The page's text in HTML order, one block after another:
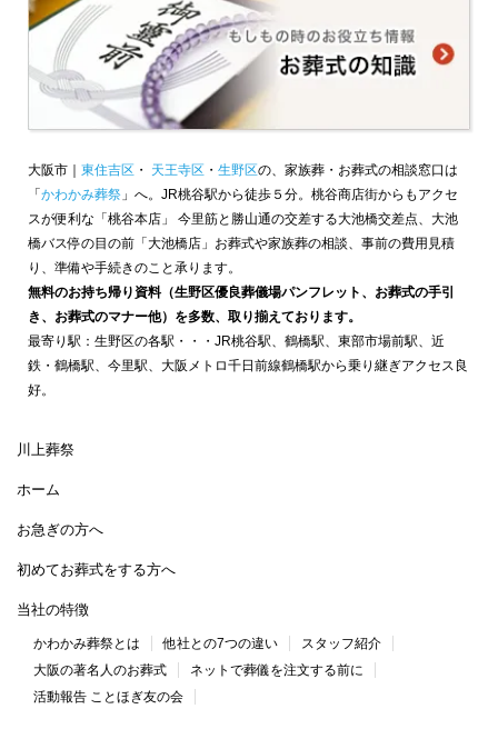
大阪市｜ 東住吉区 ・ 天王寺区 ・ 生野区の、家族葬・お葬式の相談窓口は
「 かわかみ葬祭 」へ。JR桃谷駅から徒歩５分。桃谷商店街からもアクセ
スが便利な「桃谷本店」 今里筋と勝山通の交差する大池橋交差点、大池
橋バス停の目の前「大池橋店」お葬式や家族葬の相談、事前の費用見積
り、準備や手続きのこと承ります。
無料のお持ち帰り資料（生野区優良葬儀場パンフレット、お葬式の手引
き、お葬式のマナー他）を多数、取り揃えております。
最寄り駅：生野区の各駅・・・JR桃谷駅、鶴橋駅、東部市場前駅、近
鉄・鶴橋駅、今里駅、大阪メトロ千日前線鶴橋駅から乗り継ぎアクセス良
好。
川上葬祭
ホーム
お急ぎの方へ
初めてお葬式をする方へ
当社の特徴
かわかみ葬祭とは 他社との7つの違い
スタッフ紹介
大阪の著名人のお葬式
ネットで葬儀を注文する前に
活動報告 ことほぎ友の会